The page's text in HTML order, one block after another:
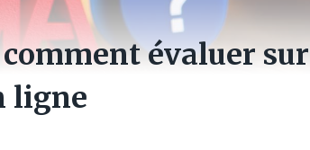
évaluer sur
ligne